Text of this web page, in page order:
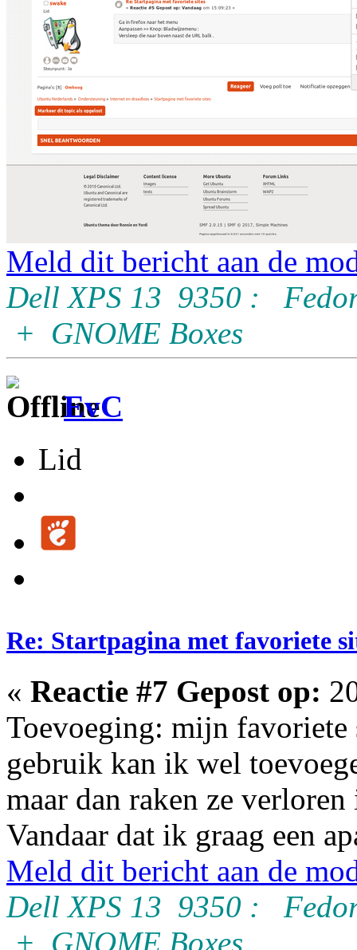
Meld dit bericht aan de
Dell XPS 13 9350 :
+ GNOME Boxes
EvC
Lid
Re: Startpagina met favoriete
« Reactie #7 Gepost op:
Toevoeging: mijn
gebruik kan ik wel
maar dan raken ze
Vandaar dat ik graag een
Meld dit bericht aan de
Dell XPS 13 9350 :
+ GNOME Boxes